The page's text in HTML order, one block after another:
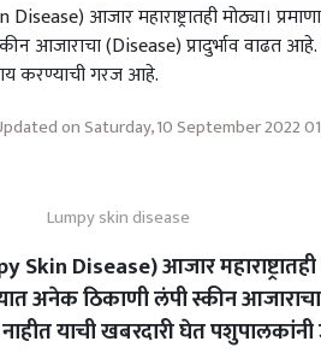
आजार महाराष्ट्रातही मोठ्या।
आजाराचा (Disease) प्रादुर्भाव वाढत
करण्याची गरज आहे.
on Saturday, 10 September 2022
Lumpy skin disease
Disease) आजार महाराष्ट्रातही
अनेक ठिकाणी लंपी स्कीन
याची खबरदारी घेत